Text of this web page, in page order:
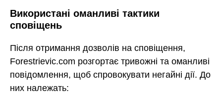
Використані оманливі тактики
сповіщень
Після отримання дозволів на сповіщення,
Forestrievic.com розгортає тривожні та оманливі
повідомлення, щоб спровокувати негайні дії. До
них належать: